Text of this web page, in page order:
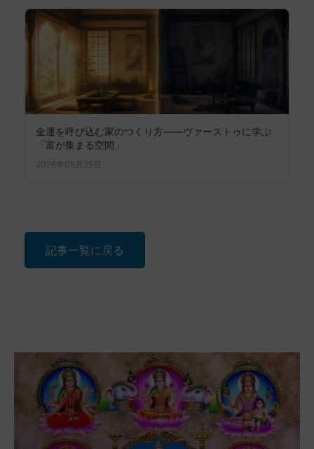
金運を呼び込む家のつくり方――ヴァーストゥに学ぶ
「富が集まる空間」
2026年05月25日
記事一覧に戻る